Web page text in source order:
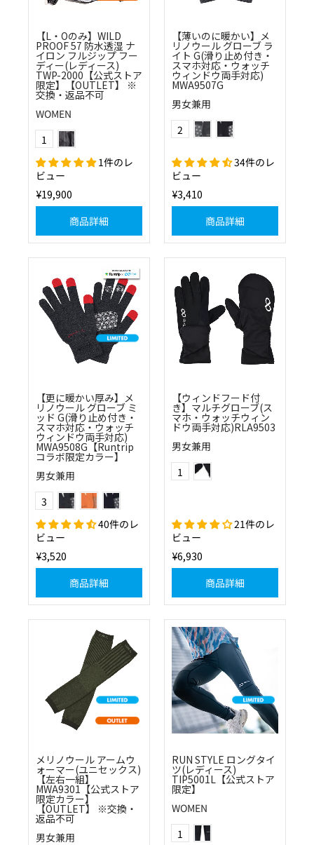
【L・Oのみ】WILD
PROOF 57 防水透湿 ナ
イロン フルジップ フー
ディー(レディース)
TWP-2000【公式ストア
限定】【OUTLET】 ※
交換・返品不可
WOMEN
Color
1
1件のレ
ビュー
¥19,900
商品詳細
【薄いのに暖かい】メ
リノウール グローブ ラ
イト G(滑り止め付き・
スマホ対応・ウォッチ
ウィンドウ両手対応)
MWA9507G
男女兼用
Color
2
34件のレ
ビュー
¥3,410
商品詳細
【更に暖かい厚み】メ
リノウール グローブ ミ
ッド G(滑り止め付き・
スマホ対応・ウォッチ
ウィンドウ両手対応)
MWA9508G【Runtrip
コラボ限定カラー】
男女兼用
Color
3
40件のレ
ビュー
¥3,520
商品詳細
【ウィンドフード付
き】マルチグローブ(ス
マホ・ウォッチウィン
ドウ両手対応)RLA9503
男女兼用
Color
1
21件のレ
ビュー
¥6,930
商品詳細
メリノウール アームウ
ォーマー(ユニセックス)
【左右一組】
MWA9301【公式ストア
限定カラー】
【OUTLET】 ※交換・
返品不可
男女兼用
RUN STYLE ロングタイ
ツ(レディース)
TIP5001L【公式ストア
限定】
WOMEN
Color
1